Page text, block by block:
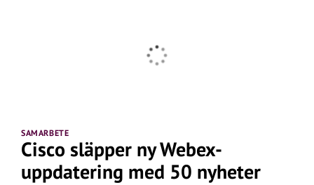
SAMARBETE
Cisco släpper ny Webex-
uppdatering med 50 nyheter